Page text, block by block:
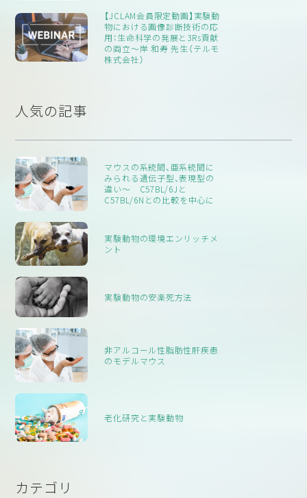
結果は、リホーミングを選択している施設だけでなく、現在リ
ホーミングを行っていない施設にも役立つものです。リホー
ミングを推進することで、実験動物の生活の質を向上させ、施
があります。英国の研究施設の視点から見たリホーミングに
ついての理解が得られて初めて、適切な政策や支援が可能に
【JCLAM会員限定動画】実験動
物における画像診断技術の応
用：生命科学の発展と3Rs貢献
の両立～岸 和寿 先生（テルモ
株式会社）
人気の記事
マウスの系統間、亜系統間に
みられる遺伝子型、表現型の
違い〜 C57BL/6Jと
C57BL/6Nとの比較を中心に
実験動物の環境エンリッチメ
ント
実験動物の安楽死方法
非アルコール性脂肪性肝疾患
のモデルマウス
老化研究と実験動物
カテゴリ